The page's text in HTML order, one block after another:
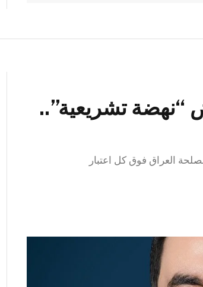
تشريعية”..
العراق فوق كل اعتبار